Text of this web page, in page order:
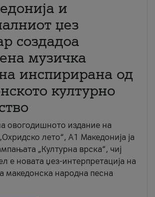
и
џез
создадоа
музичка
инспирирана од
културно
овогодишното издание на
лето“, А1 Македонија ја
„Културна врска“, чиј
е новата џез-интерпретација на
македонска народна песна